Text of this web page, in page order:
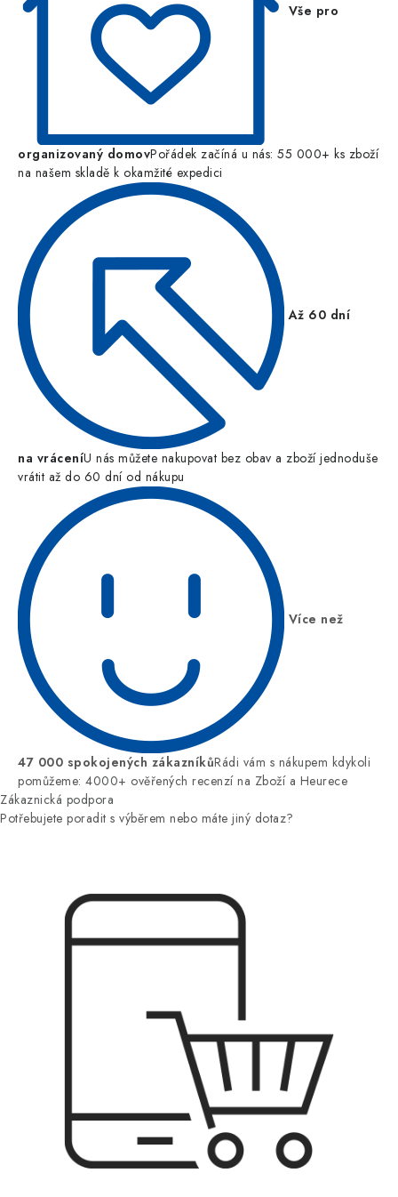
Vše pro
organizovaný domovPořádek začíná u nás: 55 000+ ks zboží
na našem skladě k okamžité expedici
Až 60 dní
na vráceníU nás můžete nakupovat bez obav a zboží jednoduše
vrátit až do 60 dní od nákupu
Více než
47 000 spokojených zákazníkůRádi vám s nákupem kdykoli
pomůžeme: 4000+ ověřených recenzí na Zboží a Heurece
Zákaznická podpora
Potřebujete poradit s výběrem nebo máte jiný dotaz?